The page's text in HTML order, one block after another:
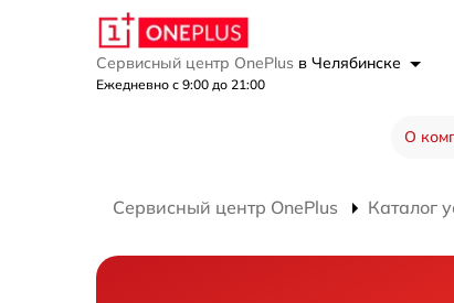
Сервисный центр OnePlus в Челябинске
Ежедневно с 9:00 до 21:00
О
Сервисный центр OnePlus Каталог